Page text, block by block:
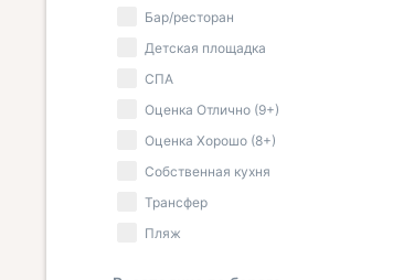
Бар/ресторан
Детская площадка
СПА
Оценка Отлично (9+)
Оценка Хорошо (8+)
Собственная кухня
Трансфер
Пляж